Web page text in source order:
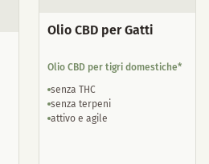
Olio CBD per Gatti
Olio CBD per tigri domestiche*
senza THC
senza terpeni
attivo e agile